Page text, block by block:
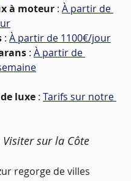
à moteur : À partir de
: À partir de 1100€/jour
: À partir de
luxe : Tarifs sur notre
Visiter sur la Côte
regorge de villes